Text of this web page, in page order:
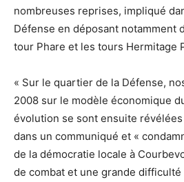
nombreuses reprises, impliqué
Défense en déposant notamment
tour Phare et les tours Hermitage
« Sur le quartier de la Défense,
2008 sur le modèle économique
évolution se sont ensuite
dans un communiqué et «
de la démocratie locale à
de combat et une grande difficulté